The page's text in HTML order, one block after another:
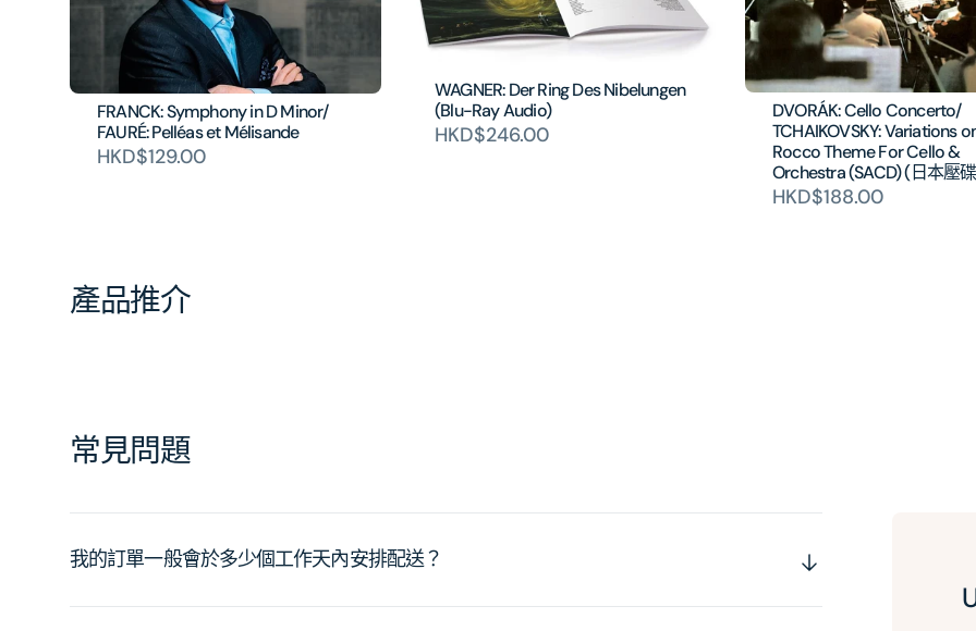
FRANCK: Symphony in D Minor/
FAURÉ: Pelléas et Mélisande
HKD$129.00
WAGNER: Der Ring Des Nibelungen
(Blu-Ray Audio)
HKD$246.00
DVORÁK: Cello Concerto/
TCHAIKOVSKY: Variations
Rocco Theme For Cello &
Orchestra (SACD) (日本壓
HKD$188.00
產品推介
常見問題
我的訂單一般會於多少個工作天內安排配送？